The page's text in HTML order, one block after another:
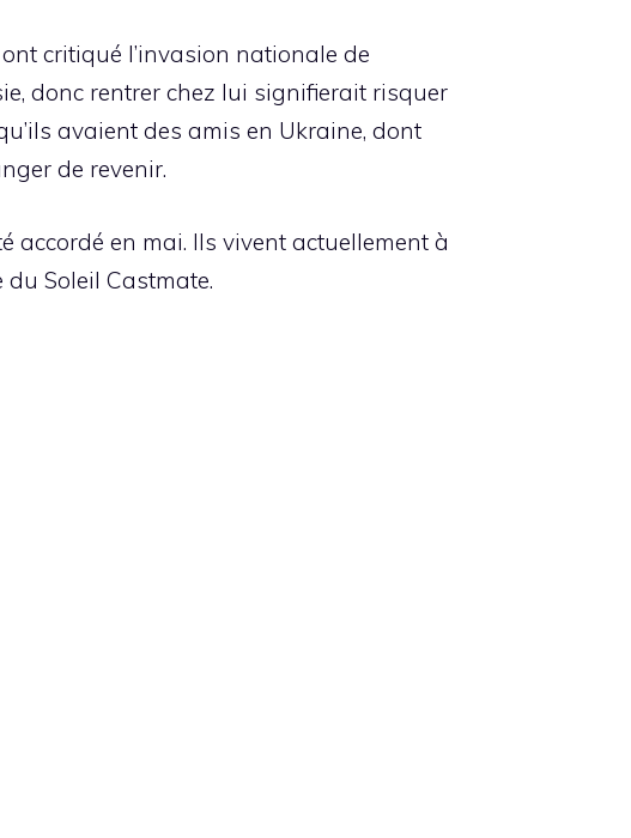
critiqué l’invasion nationale de
donc rentrer chez lui signifierait risquer
avaient des amis en Ukraine, dont
de revenir.
accordé en mai. Ils vivent actuellement à
du Soleil Castmate.